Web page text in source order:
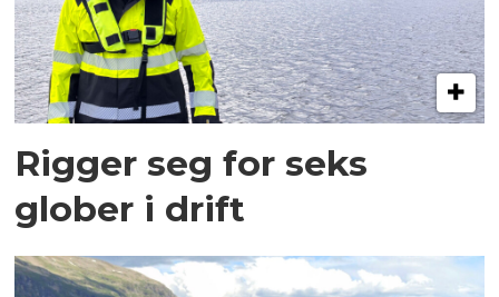
Rigger seg for seks
glober i drift